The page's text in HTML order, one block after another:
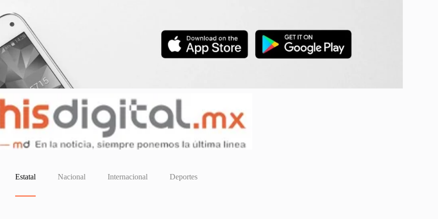
Estatal Nacional Internacional Deportes